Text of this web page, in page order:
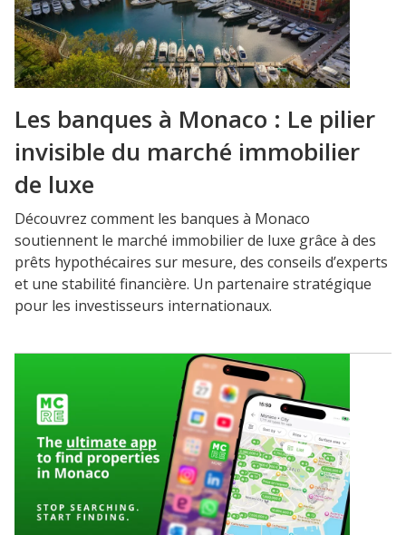
Les banques à Monaco : Le pilier
invisible du marché immobilier
de luxe
Découvrez comment les banques à Monaco
soutiennent le marché immobilier de luxe grâce à des
prêts hypothécaires sur mesure, des conseils d’experts
et une stabilité financière. Un partenaire stratégique
pour les investisseurs internationaux.